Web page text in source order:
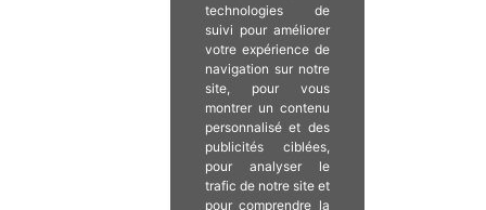
technologies de
suivi pour améliorer
votre expérience de
navigation sur notre
site, pour vous
montrer un contenu
personnalisé et des
publicités ciblées,
pour analyser le
trafic de notre site et
pour comprendre la